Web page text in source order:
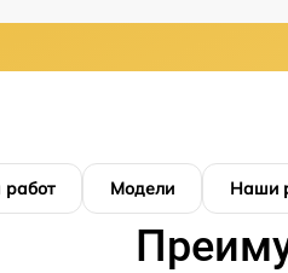
Модели Наши